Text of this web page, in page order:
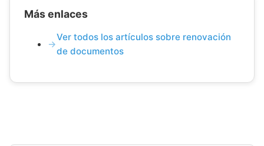
Más enlaces
Ver todos los artículos sobre renovación
de documentos